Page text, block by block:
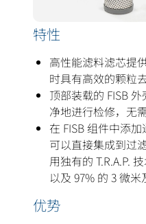
特性
高性能滤料滤芯提
时具有高效的颗粒
顶部装载的 FISB
净地进行检修，无
在 FISB 组件中添
可以直接集成到过
用独有的 T.R.A.P.
以及 97% 的 3 微米
优势